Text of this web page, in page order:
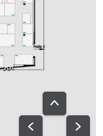
D04
D14
D03
D02
D11
D07
D06
D01
D08